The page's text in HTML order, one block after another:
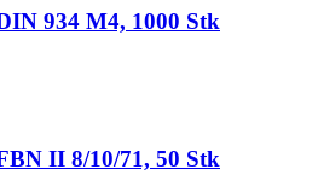
934 M4, 1000 Stk
II 8/10/71, 50 Stk